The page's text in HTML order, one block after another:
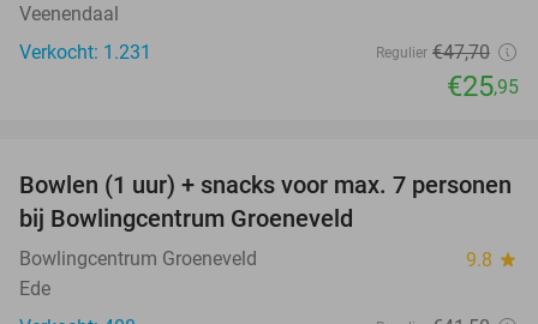
Veenendaal
Verkocht: 1.231
Regulier €47,70
€25,95
40%
Bowlen (1 uur) + snacks voor max. 7 personen
bij Bowlingcentrum Groeneveld
Bowlingcentrum Groeneveld 9.8 star
Ede